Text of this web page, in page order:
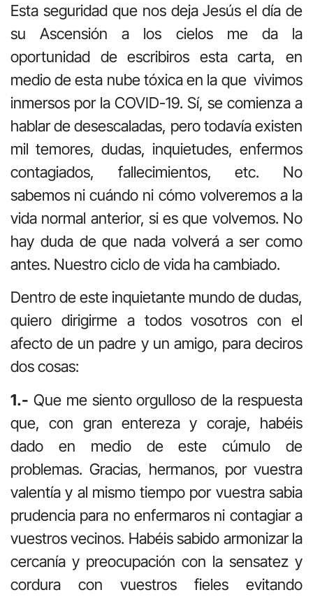
Esta seguridad que nos deja Jesús el día de
su Ascensión a los cielos me da la
oportunidad de escribiros esta carta, en
medio de esta nube tóxica en la que vivimos
inmersos por la COVID-19. Sí, se comienza a
hablar de desescaladas, pero todavía existen
mil temores, dudas, inquietudes, enfermos
contagiados, fallecimientos, etc. No
sabemos ni cuándo ni cómo volveremos a la
vida normal anterior, si es que volvemos. No
hay duda de que nada volverá a ser como
antes. Nuestro ciclo de vida ha cambiado.
Dentro de este inquietante mundo de dudas,
quiero dirigirme a todos vosotros con el
afecto de un padre y un amigo, para deciros
dos cosas:
1.- Que me siento orgulloso de la respuesta
que, con gran entereza y coraje, habéis
dado en medio de este cúmulo de
problemas. Gracias, hermanos, por vuestra
valentía y al mismo tiempo por vuestra sabia
prudencia para no enfermaros ni contagiar a
vuestros vecinos. Habéis sabido armonizar la
cercanía y preocupación con la sensatez y
cordura con vuestros fieles evitando